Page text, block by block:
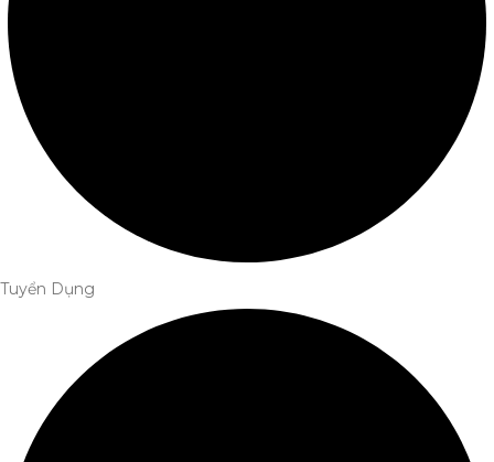
Tuyển Dụng